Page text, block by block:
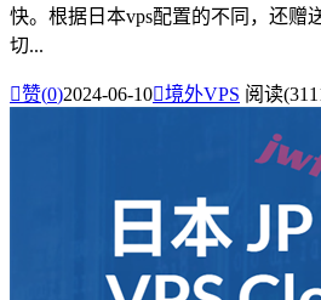
快。根据日本vps配置的不同，还赠
切...
赞(0)2024-06-10境外VPS 阅读